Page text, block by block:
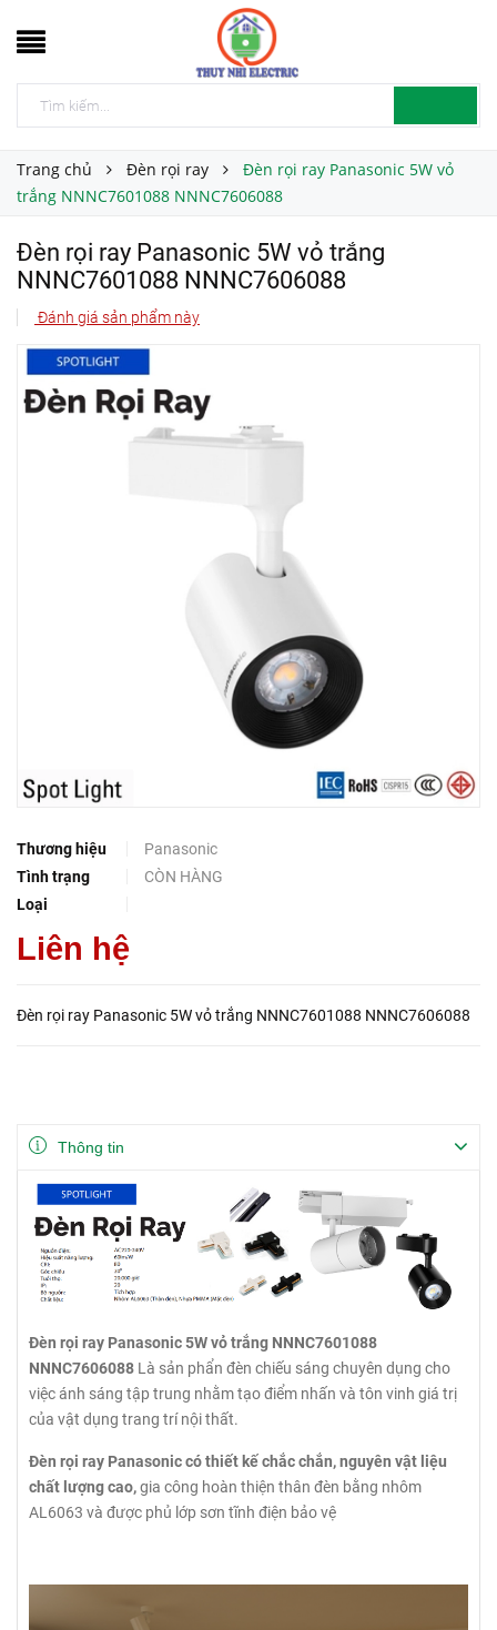
Trang chủ Đèn rọi ray
Đèn rọi ray Panasonic 5W vỏ
trắng NNNC7601088 NNNC7606088
Đèn rọi ray Panasonic 5W vỏ trắng
NNNC7601088 NNNC7606088
Đánh giá sản phẩm này
Thương hiệu
Panasonic
Tình trạng
CÒN HÀNG
Loại
Liên hệ
Đèn rọi ray Panasonic 5W vỏ trắng NNNC7601088 NNNC7606088
Thông tin
Đèn rọi ray Panasonic 5W vỏ trắng NNNC7601088
NNNC7606088 Là sản phẩn đèn chiếu sáng chuyên dụng cho
việc ánh sáng tập trung nhằm tạo điểm nhấn và tôn vinh giá trị
của vật dụng trang trí nội thất.
Đèn rọi ray Panasonic có thiết kế chắc chắn, nguyên vật liệu
chất lượng cao,gia công hoàn thiện thân đèn bằng nhôm
AL6063 và được phủ lớp sơn tĩnh điện bảo vệ